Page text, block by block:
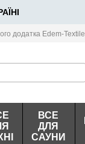
додатка Edem-Textile
ВСЕ
ДЛЯ
САУНИ